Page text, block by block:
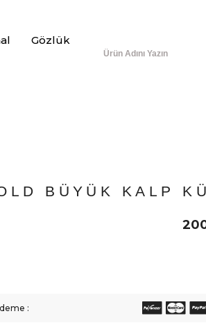
Gözlük
BÜYÜK KALP
: